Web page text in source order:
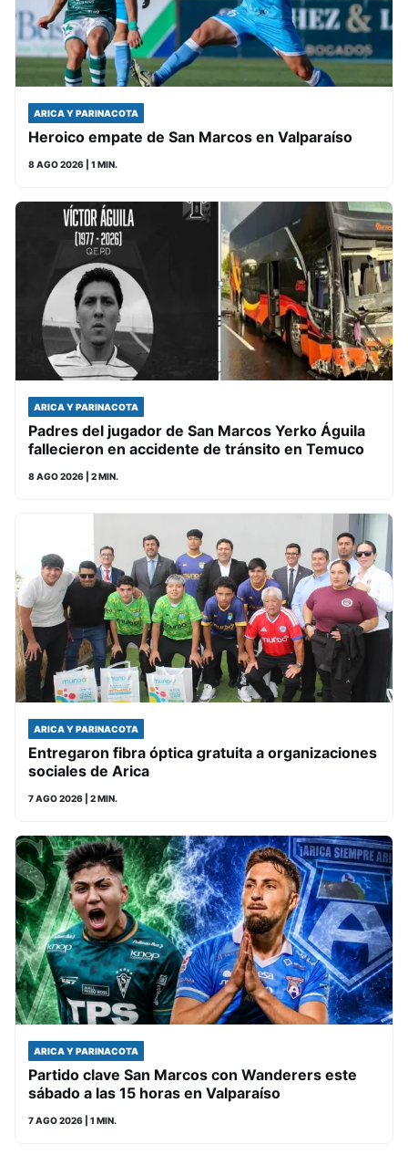
ARICA Y PARINACOTA
Heroico empate de San Marcos en Valparaíso
8 AGO 2026 | 1 MIN.
ARICA Y PARINACOTA
Padres del jugador de San Marcos Yerko Águila
fallecieron en accidente de tránsito en Temuco
8 AGO 2026 | 2 MIN.
ARICA Y PARINACOTA
Entregaron fibra óptica gratuita a organizaciones
sociales de Arica
7 AGO 2026 | 2 MIN.
ARICA Y PARINACOTA
Partido clave San Marcos con Wanderers este
sábado a las 15 horas en Valparaíso
7 AGO 2026 | 1 MIN.